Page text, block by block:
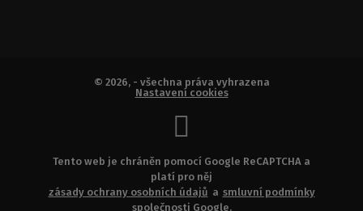
© 2026, - všechna práva vyhrazena
Nastavení cookies
Tento web je chráněn pomocí Google ReCAPTCHA a
platí pro něj
zásady ochrany osobních údajů a smluvní podmínky
společnosti Google.